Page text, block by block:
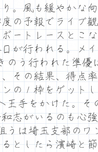
。風も緩やかな
の予報でライブ
ートレースとこ
が行われる。メ
のう行われた準優
その結果、得点
の１枠をゲット
王手をかけた。そ
志がいるのも心
うは埼玉支部のワ
としたら濱崎と